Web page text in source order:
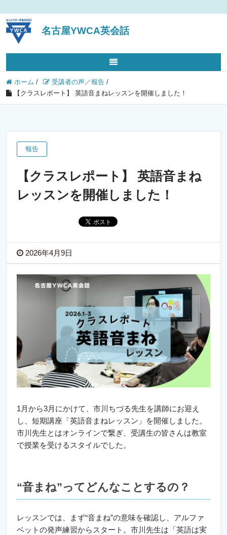
名古屋YWCA英会話
ホーム / 受講者の声／報告 /
【クラスレポート】 英語音まねレッスンを開催しました！
報告
【クラスレポート】 英語音まね
レッスンを開催しました！
2026年4月9日
1月から3月にかけて、市川ちづる先生を講師にお迎え
し、短期講座「英語音まねレッスン」を開催しました。
市川先生とはオンラインで繋ぎ、受講生の皆さんは教室
で授業を受けるスタイルでした。
“音まね”ってどんなことするの？
レッスンでは、まず“音まね”の意味を確認し、アルファ
ベットの発声練習からスタート。市川先生は「英語は実